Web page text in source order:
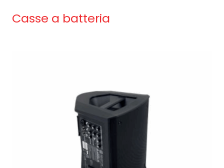
Casse a batteria